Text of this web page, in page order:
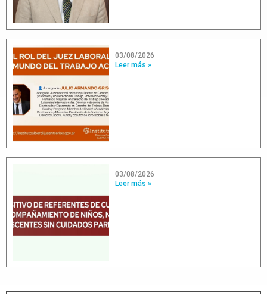
03/08/2026
Leer más »
03/08/2026
Leer más »